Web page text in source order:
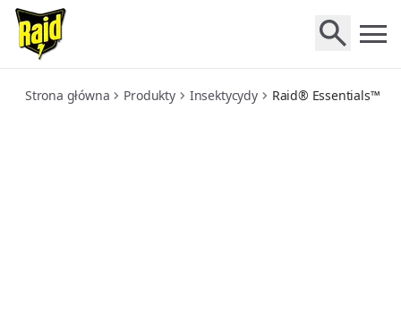
essentials-elektrofumigator-z-plynem-owadobojczym-
Strona główna Produkty Insektycydy Raid® Essentials™